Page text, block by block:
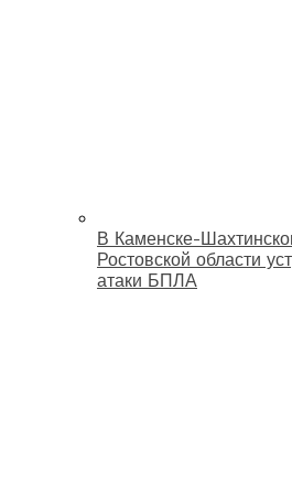
В Каменске-
Ростовской области
атаки БПЛА